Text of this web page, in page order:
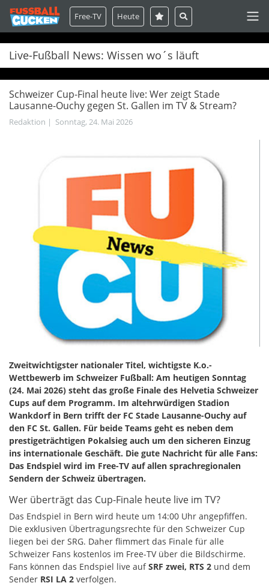
Free-TV Heute
Live-Fußball News: Wissen wo´s läuft
Schweizer Cup-Final heute live: Wer zeigt Stade
Lausanne-Ouchy gegen St. Gallen im TV & Stream?
Redaktion | Sonntag, 24. Mai 2026
Zweitwichtigster nationaler Titel, wichtigste K.o.-
Wettbewerb im Schweizer Fußball: Am heutigen Sonntag
(24. Mai 2026) steht das große Finale des Helvetia Schweizer
Cups auf dem Programm. Im altehrwürdigen Stadion
Wankdorf in Bern trifft der FC Stade Lausanne-Ouchy auf
den FC St. Gallen. Für beide Teams geht es neben dem
prestigeträchtigen Pokalsieg auch um den sicheren Einzug
ins internationale Geschäft. Die gute Nachricht für alle Fans:
Das Endspiel wird im Free-TV auf allen sprachregionalen
Sendern der Schweiz übertragen.
Wer überträgt das Cup-Finale heute live im TV?
Das Endspiel in Bern wird heute um 14:00 Uhr angepfiffen.
Die exklusiven Übertragungsrechte für den Schweizer Cup
liegen bei der SRG. Daher flimmert das Finale für alle
Schweizer Fans kostenlos im Free-TV über die Bildschirme.
Fans können das Endspiel live aufSRF zwei, RTS 2 und dem
Sender RSI LA 2 verfolgen.